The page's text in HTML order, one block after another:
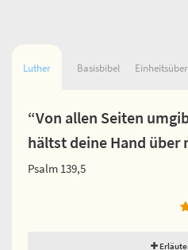
Luther Basisbibel
“Von allen Seiten
hältst deine Hand über
Psalm 139,5